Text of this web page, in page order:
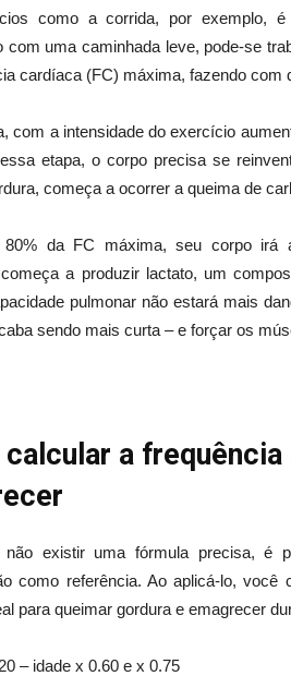
como a corrida, por exemplo,
com uma caminhada leve, pode-se
cardíaca (FC) máxima, fazendo com
com a intensidade do exercício
etapa, o corpo precisa se
começa a ocorrer a queima de
80% da FC máxima, seu corpo
a produzir lactato, um
pulmonar não estará mais
sendo mais curta – e forçar os
a
não existir uma fórmula precisa, é
como referência. Ao aplicá-lo,
para queimar gordura e emagrecer
– idade x 0.60 e x 0.75